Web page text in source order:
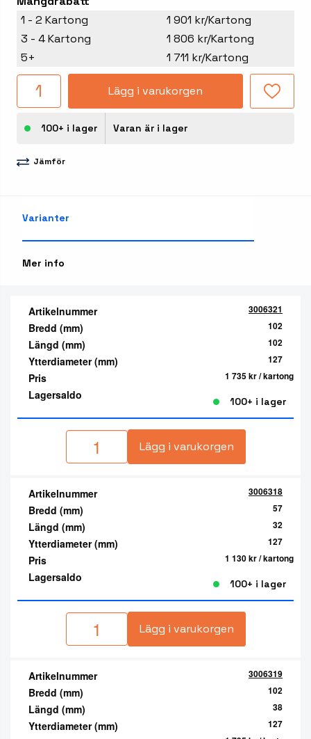
1 - 2 Kartong
1 901 kr/Kartong
3 - 4 Kartong
1 806 kr/Kartong
5+
1 711 kr/Kartong
Lägg i varukorgen
100+ i lager Varan är i lager
Jämför
Varianter
Mer info
Artikelnummer 3006321
Bredd (mm) 102
Längd (mm) 102
Ytterdiameter (mm) 127
Pris 1 735 kr/ kartong
Lagersaldo 100+ i lager
Lägg i varukorgen
Artikelnummer 3006318
Bredd (mm) 57
Längd (mm) 32
Ytterdiameter (mm) 127
Pris 1 130 kr/ kartong
Lagersaldo 100+ i lager
Lägg i varukorgen
Artikelnummer 3006319
Bredd (mm) 102
Längd (mm) 38
Ytterdiameter (mm) 127